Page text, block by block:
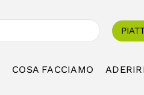
COSA FACCIAMO